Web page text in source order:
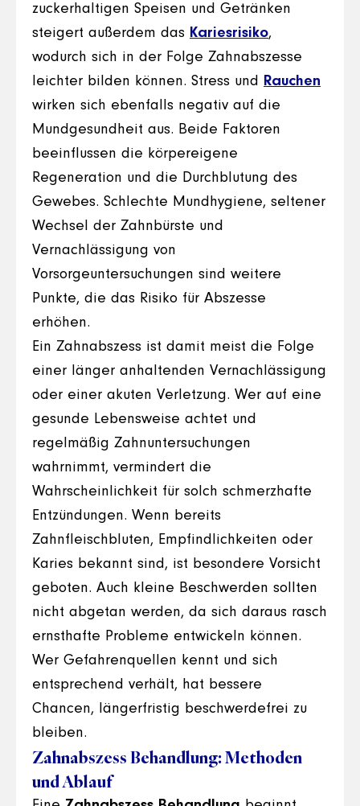
zuckerhaltigen Speisen und Getränken
steigert außerdem das Kariesrisiko,
wodurch sich in der Folge Zahnabszesse
leichter bilden können. Stress und Rauchen
wirken sich ebenfalls negativ auf die
Mundgesundheit aus. Beide Faktoren
beeinflussen die körpereigene
Regeneration und die Durchblutung des
Gewebes. Schlechte Mundhygiene, seltener
Wechsel der Zahnbürste und
Vernachlässigung von
Vorsorgeuntersuchungen sind weitere
Punkte, die das Risiko für Abszesse
erhöhen.
Ein Zahnabszess ist damit meist die Folge
einer länger anhaltenden Vernachlässigung
oder einer akuten Verletzung. Wer auf eine
gesunde Lebensweise achtet und
regelmäßig Zahnuntersuchungen
wahrnimmt, vermindert die
Wahrscheinlichkeit für solch schmerzhafte
Entzündungen. Wenn bereits
Zahnfleischbluten, Empfindlichkeiten oder
Karies bekannt sind, ist besondere Vorsicht
geboten. Auch kleine Beschwerden sollten
nicht abgetan werden, da sich daraus rasch
ernsthafte Probleme entwickeln können.
Wer Gefahrenquellen kennt und sich
entsprechend verhält, hat bessere
Chancen, längerfristig beschwerdefrei zu
bleiben.
Zahnabszess Behandlung: Methoden
und Ablauf